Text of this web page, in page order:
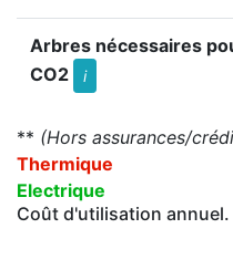
Arbres nécessaires
CO2
i
** (Hors assurances/
Thermique
Electrique
Coût d'utilisation annuel.